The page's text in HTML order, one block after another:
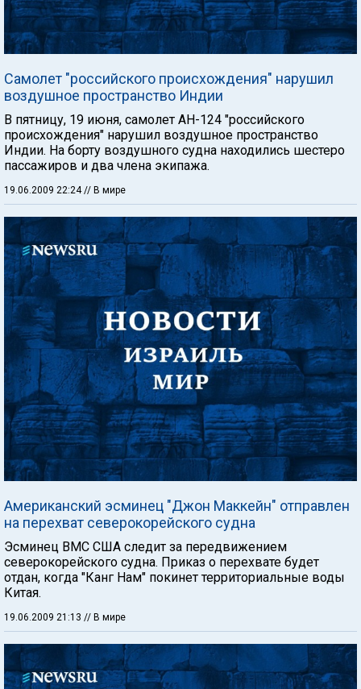
Самолет "российского происхождения" нарушил
воздушное пространство Индии
В пятницу, 19 июня, самолет АН-124 "российского
происхождения" нарушил воздушное пространство
Индии. На борту воздушного судна находились шестеро
пассажиров и два члена экипажа.
19.06.2009 22:24 // В мире
Американский эсминец "Джон Маккейн" отправлен
на перехват северокорейского судна
Эсминец ВМС США следит за передвижением
северокорейского судна. Приказ о перехвате будет
отдан, когда "Канг Нам" покинет территориальные воды
Китая.
19.06.2009 21:13 // В мире